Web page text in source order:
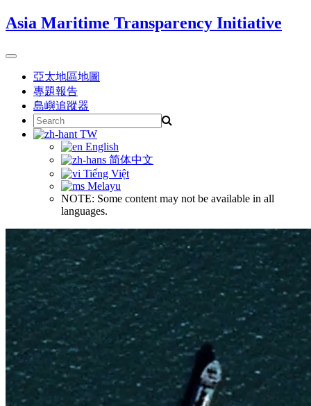
Skip
to
Asia Maritime Transparency Initiative
Toggle
navigation亞太地區地圖
專題報告
島嶼追蹤器
Search
for:
TW
English
简体中文
Tiếng Việt
Melayu
NOTE: Some content may not be available in all
languages.